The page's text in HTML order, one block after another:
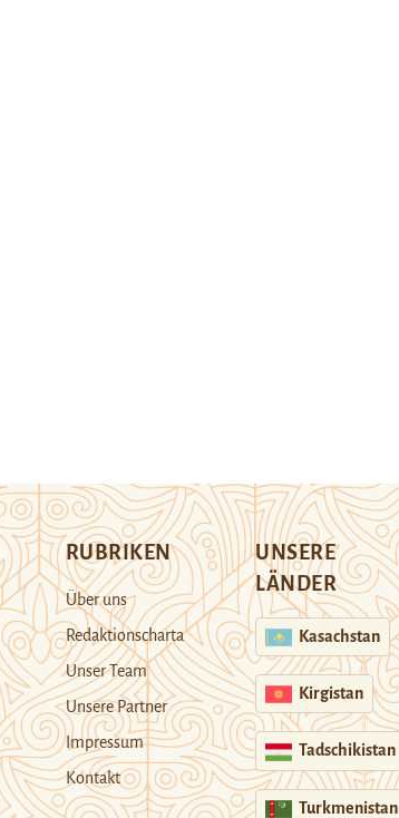
RUBRIKEN
Über uns
Redaktionscharta
Unser Team
Unsere Partner
Impressum
Kontakt
UNSERE
LÄNDER
Kasachstan
Kirgistan
Tadschikistan
Turkmenistan